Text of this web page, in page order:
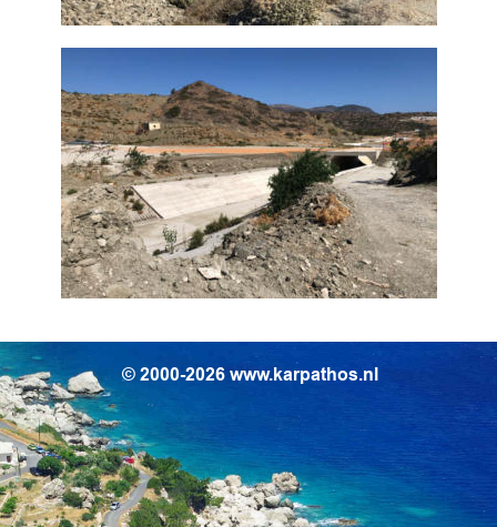
© 2000-2026 www.karpathos.nl